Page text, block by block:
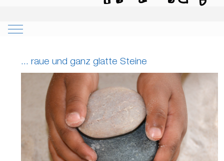
Mobile Menu Toggle
... raue und ganz glatte Steine